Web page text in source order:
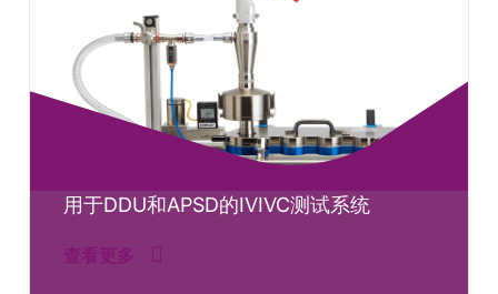
用于DDU和APSD的IVIVC测试系统
查看更多